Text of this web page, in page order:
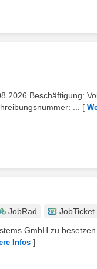
Beschäftigung:
...
[
JobRad
JobTicket
GmbH zu
Infos ]